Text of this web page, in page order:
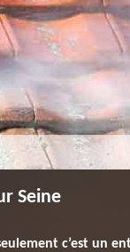
Seine
c’est un